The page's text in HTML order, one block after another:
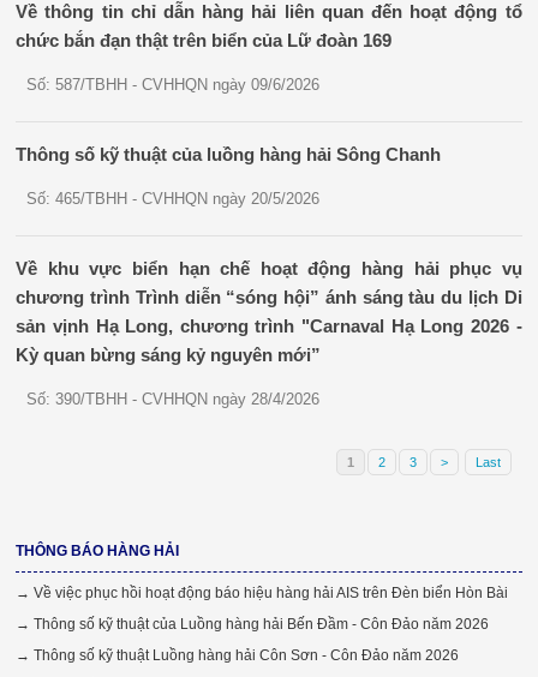
Về thông tin chỉ dẫn hàng hải liên quan đến hoạt động tổ
chức bắn đạn thật trên biển của Lữ đoàn 169
Số: 587/TBHH - CVHHQN ngày 09/6/2026
Thông số kỹ thuật của luồng hàng hải Sông Chanh
Số: 465/TBHH - CVHHQN ngày 20/5/2026
Về khu vực biển hạn chế hoạt động hàng hải phục vụ
chương trình Trình diễn “sóng hội” ánh sáng tàu du lịch Di
sản vịnh Hạ Long, chương trình "Carnaval Hạ Long 2026 -
Kỳ quan bừng sáng kỷ nguyên mới”
Số: 390/TBHH - CVHHQN ngày 28/4/2026
1 2 3 > Last
THÔNG BÁO HÀNG HẢI
→ Về việc phục hồi hoạt động báo hiệu hàng hải AIS trên Đèn biển Hòn Bài
→ Thông số kỹ thuật của Luồng hàng hải Bến Đầm - Côn Đảo năm 2026
→ Thông số kỹ thuật Luồng hàng hải Côn Sơn - Côn Đảo năm 2026